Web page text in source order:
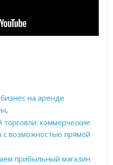
на аренде
,
коммерческие
с возможностью прямой
прибыльный магазин